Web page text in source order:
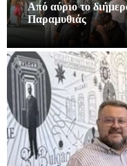
Από αύριο το
Παραμυθιάς